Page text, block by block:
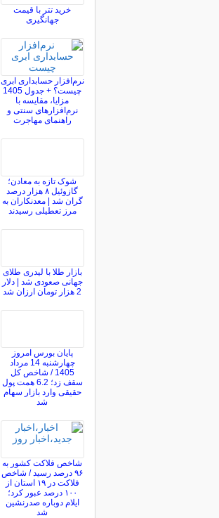
خرید تتر با قیمت
جهانگیری
نرم‌افزار حسابداری ابری
چیست؟ + جدول 1405
مزایا، مقایسه با
نرم‌افزارهای سنتی و
راهنمای مهاجرت
شوک تازه به معادن؛
گازوئیل ۸ هزار درصد
گران شد | معدنکاران به
مرز تعطیلی رسیدند
بازار طلا با لیدری طلای
جهانی صعودی شد | دلار
2 هزار تومان ارزان شد
پایان بورس امروز
چهارشنبه 14 مرداد
1405 / شاخص کل
سقف زد؛ 6.2 همت پول
حقیقی وارد بازار سهام
شد
شاخص فلاکت کشور به
۹۶ درصد رسید / شاخص
فلاکت در ۱۹ استان از
۱۰۰ درصد عبور کرد؛
ایلام دوباره صدرنشین
شد